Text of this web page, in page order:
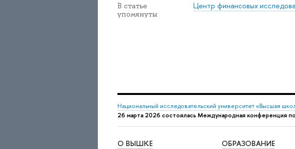
В статье
упомянуты
Центр финансовых
Национальный исследовательский университет «Высшая
26 марта 2026 состоялась Международная конференция
О ВЫШКЕ ОБРАЗОВАНИЕ